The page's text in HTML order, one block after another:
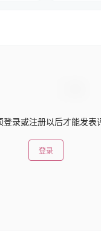
登录或注册以后才能发表
登录